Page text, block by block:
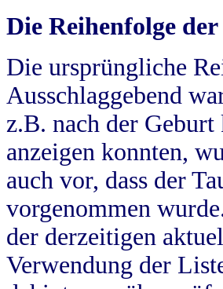
Die Reihenfolge
Die ursprüngliche
Ausschlaggebend
z.B. nach der
anzeigen konnten,
auch vor, dass der
vorgenommen
der derzeitigen
Verwendung der